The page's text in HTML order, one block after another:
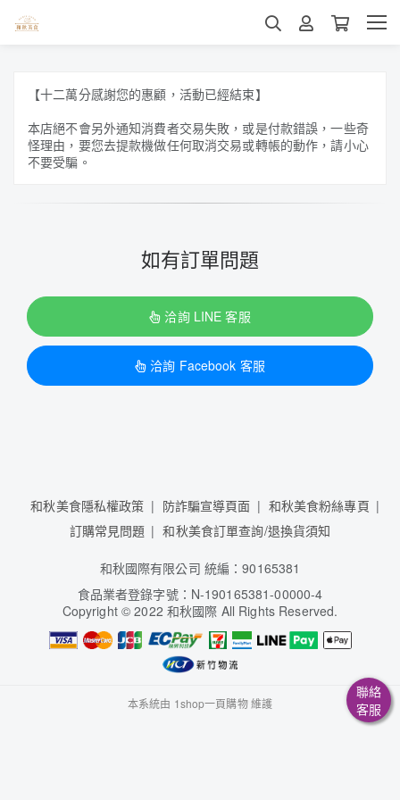
【十二萬分感謝您的惠顧，活動已經結束】
本店絕不會另外通知消費者交易失敗，或是付款錯誤，一些奇
怪理由，要您去提款機做任何取消交易或轉帳的動作，請小心
不要受騙。
如有訂單問題
洽詢 LINE 客服
洽詢 Facebook 客服
和秋美食隱私權政策 防詐騙宣導頁面
和秋美食粉絲專頁
訂購常見問題
和秋美食訂單查詢/退換貨須知
和秋國際有限公司 統編：90165381
食品業者登錄字號：N-190165381-00000-4
Copyright © 2022 和秋國際 All Rights Reserved.
本系統由 1shop一頁購物維護
聯絡
客服